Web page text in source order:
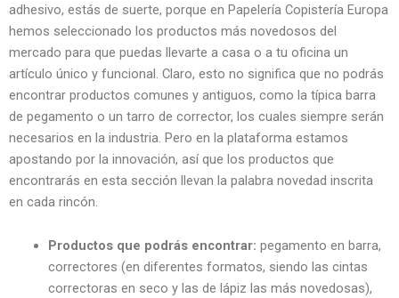
adhesivo, estás de suerte, porque en Papelería Copistería Europa
hemos seleccionado los productos más novedosos del
mercado para que puedas llevarte a casa o a tu oficina un
artículo único y funcional. Claro, esto no significa que no podrás
encontrar productos comunes y antiguos, como la típica barra
de pegamento o un tarro de corrector, los cuales siempre serán
necesarios en la industria. Pero en la plataforma estamos
apostando por la innovación, así que los productos que
encontrarás en esta sección llevan la palabra novedad inscrita
en cada rincón.
Productos que podrás encontrar: pegamento en barra,
correctores (en diferentes formatos, siendo las cintas
correctoras en seco y las de lápiz las más novedosas),